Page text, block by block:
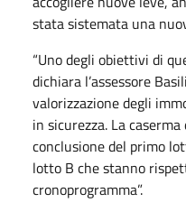
stata sistemata una
“Uno degli obiettivi di
dichiara l’assessore
valorizzazione degli
in sicurezza. La
conclusione del primo
lotto B che stanno
cronoprogramma”.